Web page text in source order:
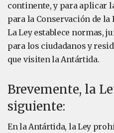
continente, y para aplicar
para la Conservación de la
La Ley establece normas,
para los ciudadanos y
que visiten la Antártida.
Brevemente, la
siguiente:
En la Antártida, la Ley